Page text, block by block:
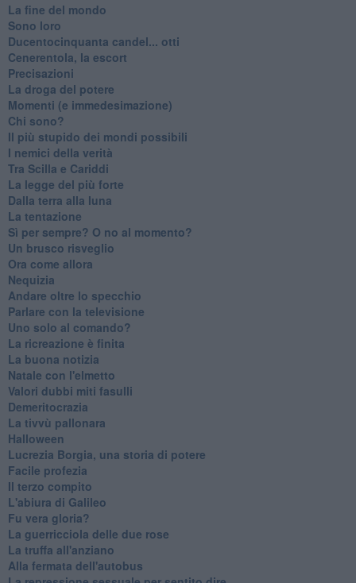
La fine del mondo
Sono loro
Ducentocinquanta candel... otti
Cenerentola, la escort
Precisazioni
La droga del potere
Momenti (e immedesimazione)
Chi sono?
Il più stupido dei mondi possibili
I nemici della verità
Tra Scilla e Cariddi
La legge del più forte
Dalla terra alla luna
La tentazione
​Sì per sempre? O no al momento?
Un brusco risveglio
Ora come allora
Nequizia
Andare oltre lo specchio
Parlare con la televisione
Uno solo al comando?
La ricreazione è finita
La buona notizia
Natale con l'elmetto
Valori dubbi miti fasulli
Demeritocrazia
La tivvù pallonara
Halloween
​Lucrezia Borgia, una storia di potere
Facile profezia
Il terzo compito
L'abiura di Galileo
Fu vera gloria?
La guerricciola delle due rose
La truffa all'anziano
Alla fermata dell'autobus